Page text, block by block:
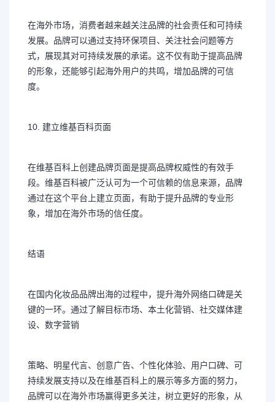
在海外市场，消费者越来越关注品牌的社会责任和可持续
发展。品牌可以通过支持环保项目、关注社会问题等方
式，展现其对可持续发展的承诺。这不仅有助于提高品牌
的形象，还能够引起海外用户的共鸣，增加品牌的可信
度。
10. 建立维基百科页面
在维基百科上创建品牌页面是提高品牌权威性的有效手
段。维基百科被广泛认可为一个可信赖的信息来源，品牌
通过在这个平台上建立页面，有助于提升品牌的专业形
象，增加在海外市场的信任度。
结语
在国内化妆品品牌出海的过程中，提升海外网络口碑是关
键的一环。通过了解目标市场、本土化营销、社交媒体建
设、数字营销
策略、明星代言、创意广告、个性化体验、用户口碑、可
持续发展支持以及在维基百科上的展示等多方面的努力，
品牌可以在海外市场赢得更多关注，树立更好的形象，从